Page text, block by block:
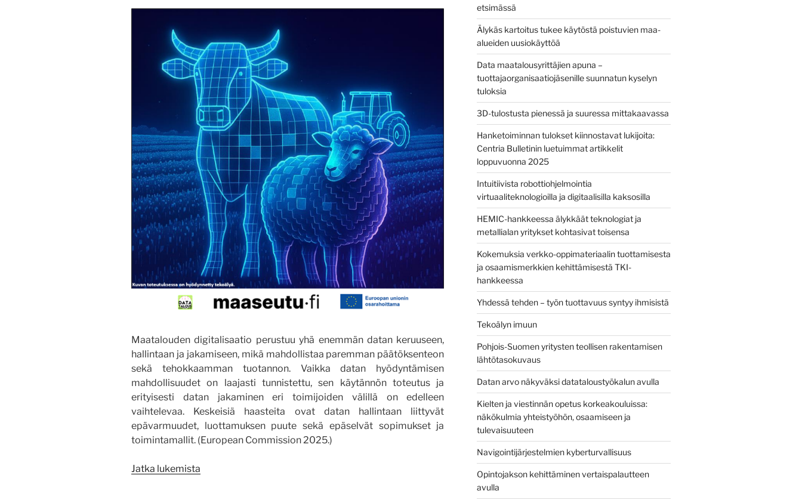
Maatalouden digitalisaatio perustuu yhä enemmän datan keruuseen,
hallintaan ja jakamiseen, mikä mahdollistaa paremman päätöksenteon
sekä tehokkaamman tuotannon. Vaikka datan hyödyntämisen
mahdollisuudet on laajasti tunnistettu, sen käytännön toteutus ja
erityisesti datan jakaminen eri toimijoiden välillä on edelleen
vaihtelevaa. Keskeisiä haasteita ovat datan hallintaan liittyvät
epävarmuudet, luottamuksen puute sekä epäselvät sopimukset ja
toimintamallit. (European Commission 2025.)
Jatka lukemista
etsimässä
Älykäs kartoitus tukee käytöstä poistuvien maa-
alueiden uusiokäyttöä
Data maatalousyrittäjien apuna –
tuottajaorganisaatiojäsenille suunnatun kyselyn
tuloksia
3D-tulostusta pienessä ja suuressa mittakaavassa
Hanketoiminnan tulokset kiinnostavat lukijoita:
Centria Bulletinin luetuimmat artikkelit
loppuvuonna 2025
Intuitiivista robottiohjelmointia
virtuaaliteknologioilla ja digitaalisilla kaksosilla
HEMIC-hankkeessa älykkäät teknologiat ja
metallialan yritykset kohtasivat toisensa
Kokemuksia verkko-oppimateriaalin tuottamisesta
ja osaamismerkkien kehittämisestä TKI-
hankkeessa
Yhdessä tehden – työn tuottavuus syntyy ihmisistä
Tekoälyn imuun
Pohjois-Suomen yritysten teollisen rakentamisen
lähtötasokuvaus
Datan arvo näkyväksi datataloustyökalun avulla
Kielten ja viestinnän opetus korkeakouluissa:
näkökulmia yhteistyöhön, osaamiseen ja
tulevaisuuteen
Navigointijärjestelmien kyberturvallisuus
Opintojakson kehittäminen vertaispalautteen
avulla